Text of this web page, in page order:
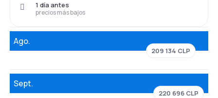
precios más bajos
1 día antes
Ago.
209 134 CLP
Sept.
220 696 CLP